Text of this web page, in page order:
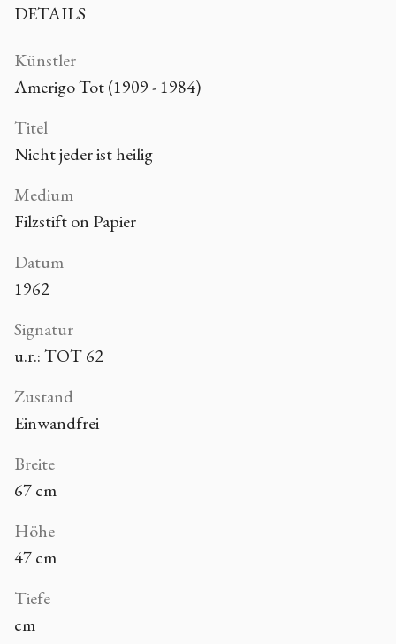
DETAILS
Künstler
Amerigo Tot (1909 - 1984)
Titel
Nicht jeder ist heilig
Medium
Filzstift on Papier
Datum
1962
Signatur
u.r.: TOT 62
Zustand
Einwandfrei
Breite
67 cm
Höhe
47 cm
Tiefe
cm